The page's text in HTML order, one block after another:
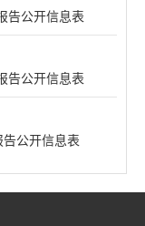
告公开信息表
告公开信息表
公开信息表